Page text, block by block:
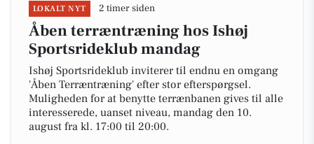
LOKALT NYT 2 timer siden
Åben terræntræning hos Ishøj
Sportsrideklub mandag
Ishøj Sportsrideklub inviterer til endnu en omgang
'Åben Terræntræning' efter stor efterspørgsel.
Muligheden for at benytte terrænbanen gives til alle
interesserede, uanset niveau, mandag den 10.
august fra kl. 17:00 til 20:00.